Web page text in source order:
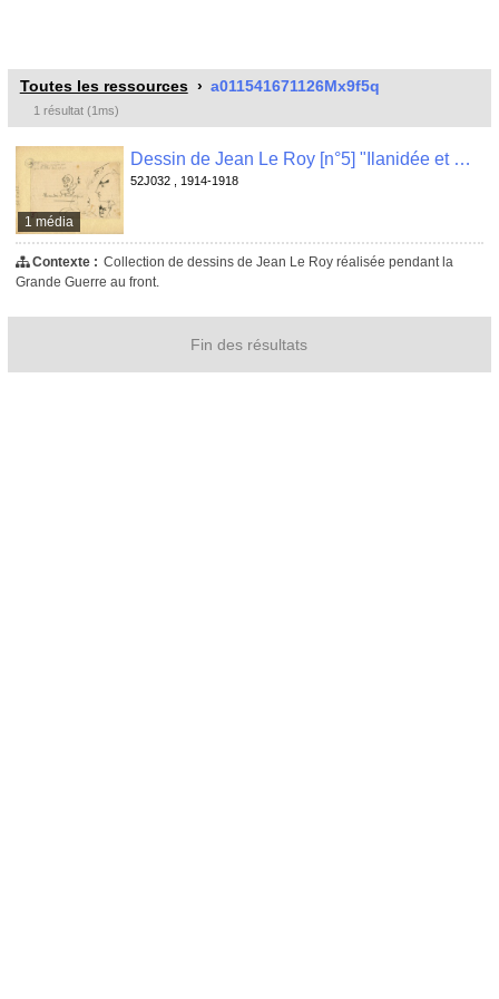
Toutes les ressources a011541671126Mx9f5q
1 résultat (1ms)
1 média
Dessin de Jean Le Roy [n°5] "Ilanidée et Nicomaque (Bois d'Auzy en Argonne) , 52J032
52J032 , 1914-1918
Contexte : Collection de dessins de Jean Le Roy réalisée pendant la
Grande Guerre au front.
Fin des résultats